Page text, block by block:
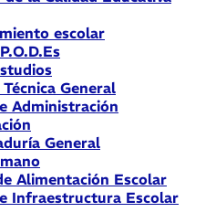
escolar
General
Administración
General
Alimentación Escolar
Infraestructura Escolar